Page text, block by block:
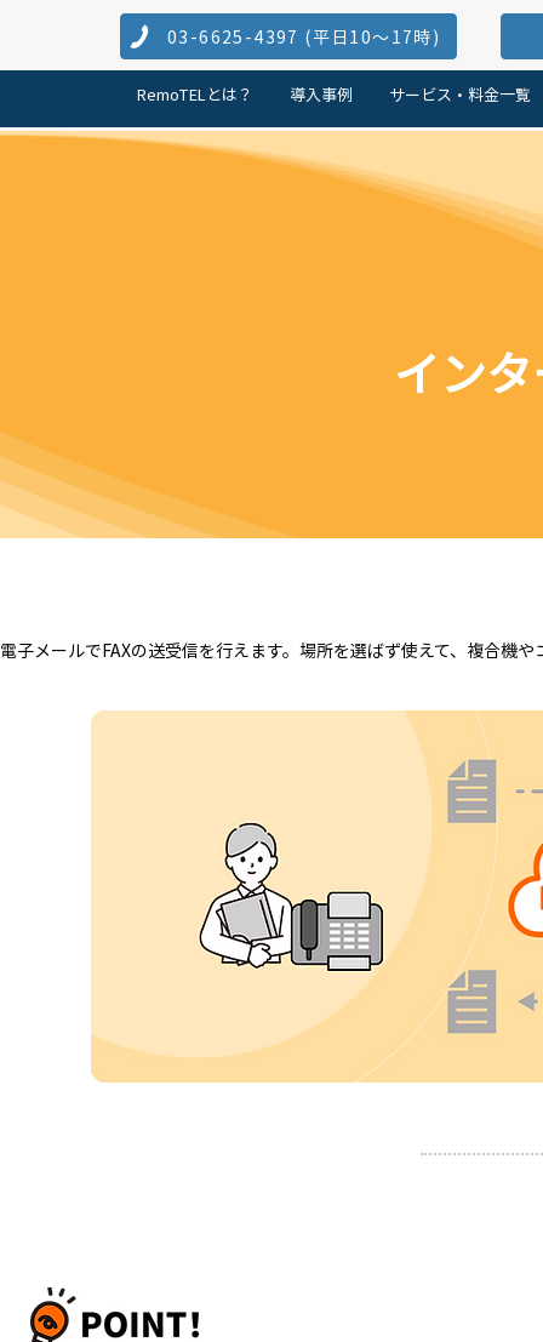
03-6625-4397 (​平日10～17時)
RemoTELとは？ 導入事例 サービス・料金一覧
イン
電子メールでFAXの送受信を行えます。場所を選ばず使えて、複合機